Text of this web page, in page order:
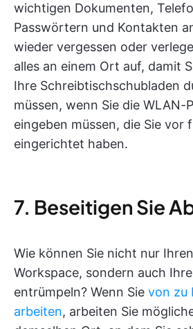
wichtigen Dokumenten,
Passwörtern und Kontakten
wieder vergessen oder
alles an einem Ort auf, damit
Ihre Schreibtischschubladen
müssen, wenn Sie die WLAN-
eingeben müssen, die Sie vor
eingerichtet haben.
7. Beseitigen Sie
Wie können Sie nicht nur
Workspace, sondern auch
entrümpeln? Wenn Sie von zu
arbeiten, arbeiten Sie